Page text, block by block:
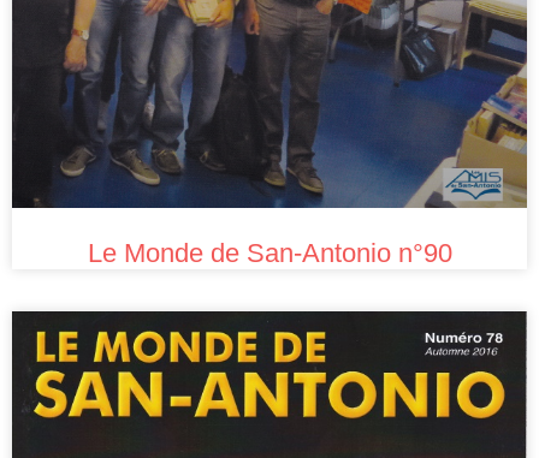
Le Monde de San-Antonio n°90